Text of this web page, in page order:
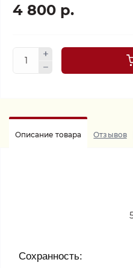
4 800 р.
Описание товара Отзывов
Сохранность: